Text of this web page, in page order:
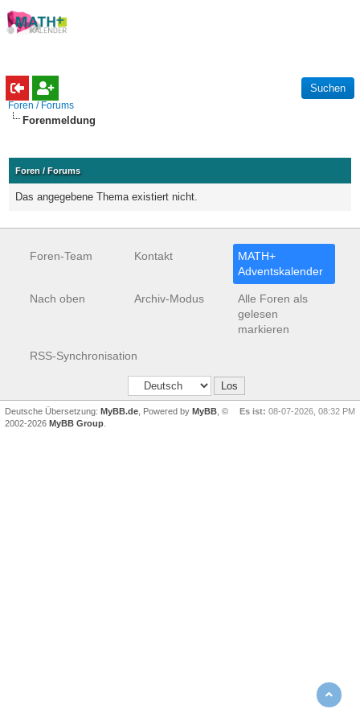
Foren / Forums
Forenmeldung
Foren / Forums
Das angegebene Thema existiert nicht.
Foren-Team Kontakt
MATH+
Adventskalender
Nach oben Archiv-Modus
Alle Foren als
gelesen
markieren
RSS-Synchronisation
Es ist: 08-07-2026, 08:32 PM
Deutsche Übersetzung: MyBB.de , Powered by MyBB , ©
2002-2026 MyBB Group